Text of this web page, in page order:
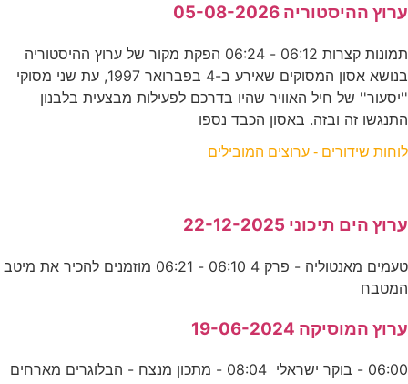
ערוץ ההיסטוריה 05-08-2026
תמונות קצרות 06:12 - 06:24 הפקת מקור של ערוץ ההיסטוריה
בנושא אסון המסוקים שאירע ב-4 בפברואר 1997, עת שני מסוקי
''יסעור'' של חיל האוויר שהיו בדרכם לפעילות מבצעית בלבנון
התנגשו זה ובזה. באסון הכבד נספו
לוחות שידורים - ערוצים המובילים
ערוץ הים תיכוני 22-12-2025
טעמים מאנטוליה - פרק 4 06:10 - 06:21 מוזמנים להכיר את מיטב
המטבח
ערוץ המוסיקה 19-06-2024
06:00 - בוקר ישראלי 08:04 - מתכון מנצח - הבלוגרים מארחים